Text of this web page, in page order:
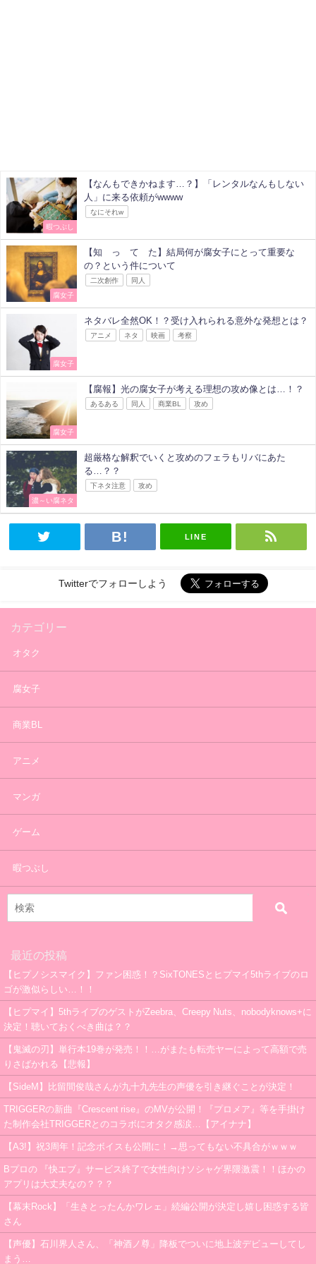
暇つぶし
【なんもできかねます…？】「レンタルなんもしない
人」に来る依頼がwwww
なにそれw
腐女子
【知 っ て た】結局何が腐女子にとって重要な
の？という件について
二次創作 同人
腐女子
ネタバレ全然OK！？受け入れられる意外な発想とは？
アニメ ネタ 映画 考察
腐女子
【腐報】光の腐女子が考える理想の攻め像とは…！？
あるある 同人 商業BL 攻め
濃～い腐ネタ
超厳格な解釈でいくと攻めのフェラもリバにあた
る…？？
下ネタ注意 攻め
LINE
Twitterでフォローしよう
カテゴリー
オタク
腐女子
商業BL
アニメ
マンガ
ゲーム
暇つぶし
最近の投稿
【ヒプノシスマイク】ファン困惑！？SixTONESとヒプマイ5thライブのロ
ゴが激似らしい…！！
【ヒプマイ】5thライブのゲストがZeebra、Creepy Nuts、nobodyknows+に
決定！聴いておくべき曲は？？
【鬼滅の刃】単行本19巻が発売！！…がまたも転売ヤーによって高額で売
りさばかれる【悲報】
【SideM】比留間俊哉さんが九十九先生の声優を引き継ぐことが決定！
TRIGGERの新曲『Crescent rise』のMVが公開！『プロメア』等を手掛け
た制作会社TRIGGERとのコラボにオタク感涙…【アイナナ】
【A3!】祝3周年！記念ボイスも公開に！→思ってもない不具合がｗｗｗ
Bプロの 『快エブ』サービス終了で女性向けソシャゲ界隈激震！！ほかの
アプリは大丈夫なの？？？
【幕末Rock】「生きとったんかワレェ」続編公開が決定し嬉し困惑する皆
さん
【声優】石川界人さん、「神酒ノ尊」降板でついに地上波デビューしてし
まう…